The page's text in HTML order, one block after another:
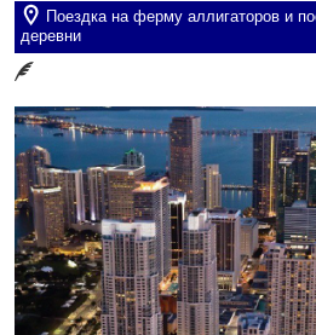
Поездка на ферму аллигаторов и
деревни